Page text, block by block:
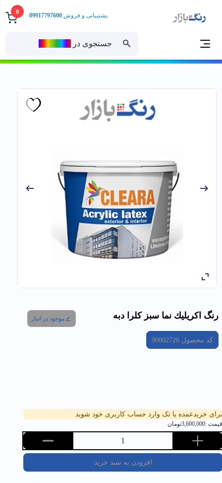
0
جستجوی در
پشتیبانی و فروش:09917797600
رنگ اكریليك نما سبز کلرا دبه موجود در انبار
کد محصول90002726
برای خریدعمده یا تک وارد حساب کاربری خود شوید
قیمت :3,600,000تومان
1
افزودن به سبد خرید